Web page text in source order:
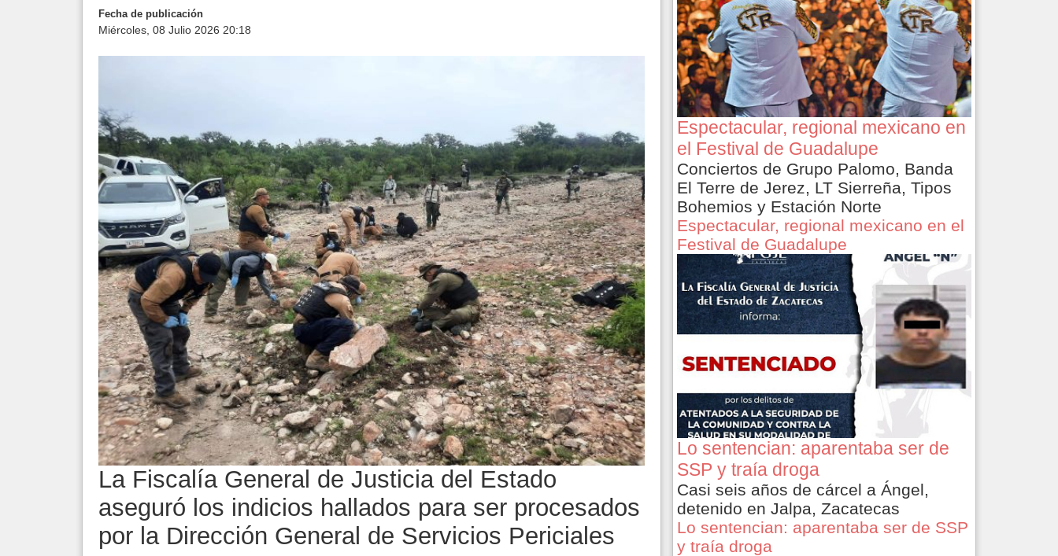
Fecha de publicación
Miércoles, 08 Julio 2026 20:18
La Fiscalía General de Justicia del Estado
aseguró los indicios hallados para ser procesados
por la Dirección General de Servicios Periciales
Espectacular, regional mexicano en
el Festival de Guadalupe
Conciertos de Grupo Palomo, Banda
El Terre de Jerez, LT Sierreña, Tipos
Bohemios y Estación Norte
Espectacular, regional mexicano en el
Festival de Guadalupe
Lo sentencian: aparentaba ser de
SSP y traía droga
Casi seis años de cárcel a Ángel,
detenido en Jalpa, Zacatecas
Lo sentencian: aparentaba ser de SSP
y traía droga